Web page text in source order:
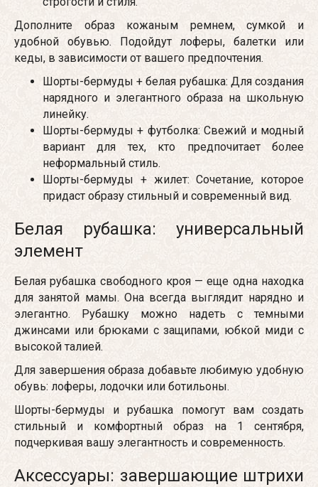
Дополните образ кожаным ремнем, сумкой и
удобной обувью. Подойдут лоферы, балетки или
кеды, в зависимости от вашего предпочтения.
Шорты-бермуды + белая рубашка: Для создания
нарядного и элегантного образа на школьную
линейку.
Шорты-бермуды + футболка: Свежий и модный
вариант для тех, кто предпочитает более
неформальный стиль.
Шорты-бермуды + жилет: Сочетание, которое
придаст образу стильный и современный вид.
Белая рубашка: универсальный
элемент
Белая рубашка свободного кроя — еще одна находка
для занятой мамы. Она всегда выглядит нарядно и
элегантно. Рубашку можно надеть с темными
джинсами или брюками с защипами, юбкой миди с
высокой талией.
Для завершения образа добавьте любимую удобную
обувь: лоферы, лодочки или ботильоны.
Шорты-бермуды и рубашка помогут вам создать
стильный и комфортный образ на 1 сентября,
подчеркивая вашу элегантность и современность.
Аксессуары: завершающие штрихи